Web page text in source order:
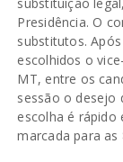
Presidência. O
substitutos.
escolhidos o
MT, entre os
sessão o desejo
escolha é rápido
marcada para as